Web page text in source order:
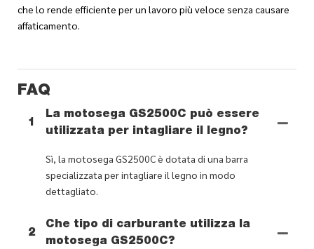
che lo rende efficiente per un lavoro più veloce senza causare
affaticamento.
FAQ
1
La motosega GS2500C può essere
utilizzata per intagliare il legno?
Sì, la motosega GS2500C è dotata di una barra
specializzata per intagliare il legno in modo
dettagliato.
2
Che tipo di carburante utilizza la
motosega GS2500C?